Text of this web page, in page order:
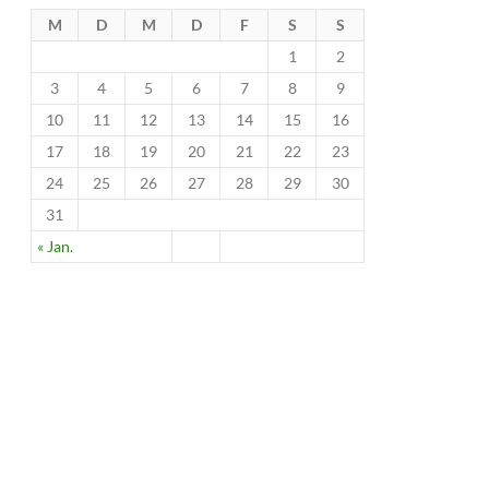
M D M D F S S
« Jan.
1
2
3
4 5 6 7 8
9
10
11 12 13 14 15
16
17
18 19 20 21 22
23
24
25 26 27 28 29
30
31